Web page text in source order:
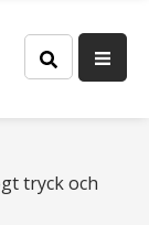
tryck och